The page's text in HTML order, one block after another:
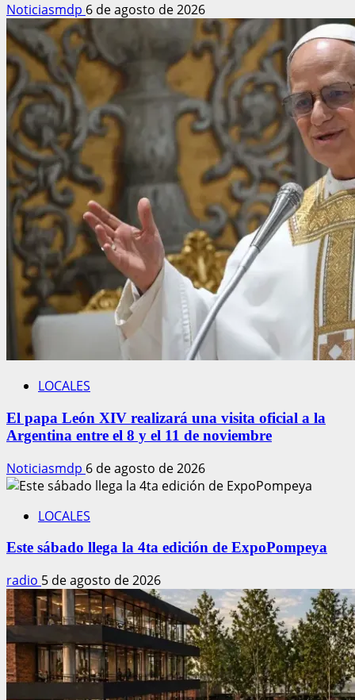
Noticiasmdp 6 de agosto de 2026
LOCALES
El papa León XIV realizará una visita oficial a la
Argentina entre el 8 y el 11 de noviembre
Noticiasmdp 6 de agosto de 2026
LOCALES
Este sábado llega la 4ta edición de ExpoPompeya
radio 5 de agosto de 2026